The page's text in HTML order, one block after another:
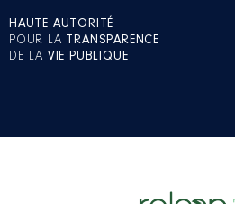
HAUTE AUTORITÉ
POUR LA TRANSPARENCE
DE LA VIE PUBLIQUE